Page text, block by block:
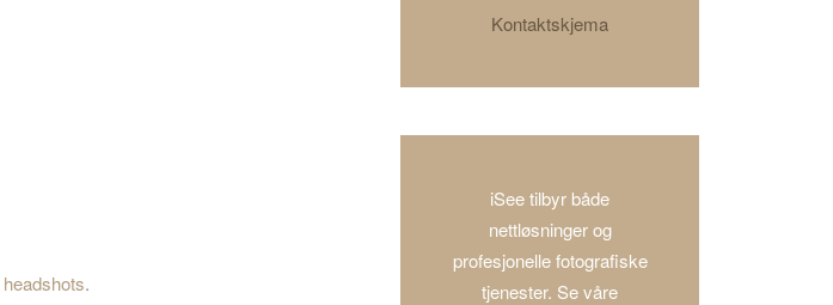
headshots.
Kontaktskjema
iSee tilbyr både
nettløsninger og
profesjonelle fotografiske
tjenester. Se våre